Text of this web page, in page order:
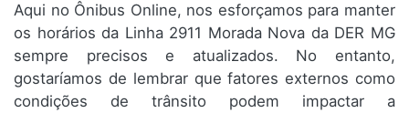
Aqui no Ônibus Online, nos esforçamos para manter
os horários da Linha 2911 Morada Nova da DER MG
sempre precisos e atualizados. No entanto,
gostaríamos de lembrar que fatores externos como
condições de trânsito podem impactar a